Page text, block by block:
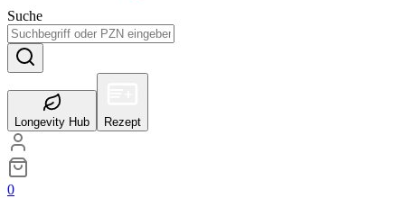
Suche
Longevity Hub Rezept
0